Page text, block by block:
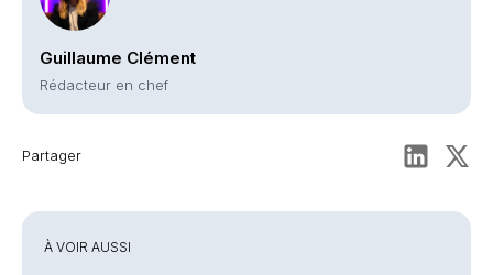
Guillaume Clément
Rédacteur en chef
Partager
À VOIR AUSSI